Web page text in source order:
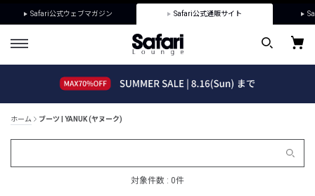
Safari公式ウェブマガジン Safari公式通販サイト
ホーム ブーツ | YANUK (ヤヌーク)
対象件数 : 0件